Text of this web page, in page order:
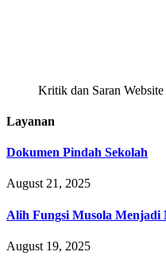
Kritik dan Saran
Layanan
Dokumen Pindah Sekolah
August 21, 2025
Alih Fungsi Musola Menjadi
August 19, 2025